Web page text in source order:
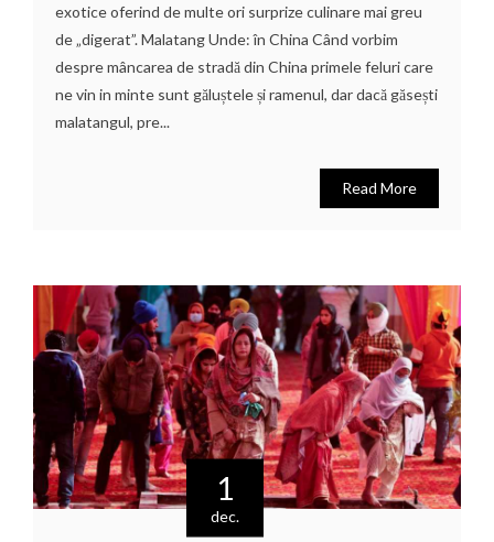
exotice oferind de multe ori surprize culinare mai greu
de „digerat”. Malatang Unde: în China Când vorbim
despre mâncarea de stradă din China primele feluri care
ne vin in minte sunt găluștele și ramenul, dar dacă găsești
malatangul, pre...
Read More
1
dec.